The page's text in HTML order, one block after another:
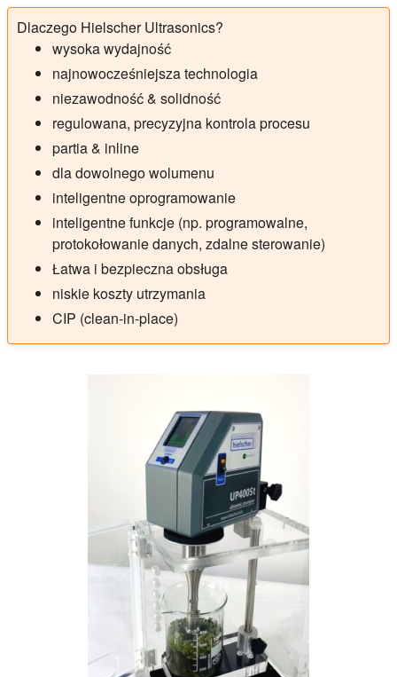
Dlaczego Hielscher Ultrasonics?
wysoka wydajność
najnowocześniejsza technologia
niezawodność & solidność
regulowana, precyzyjna kontrola procesu
partia & inline
dla dowolnego wolumenu
inteligentne oprogramowanie
inteligentne funkcje (np. programowalne,
protokołowanie danych, zdalne sterowanie)
Łatwa i bezpieczna obsługa
niskie koszty utrzymania
CIP (clean-in-place)